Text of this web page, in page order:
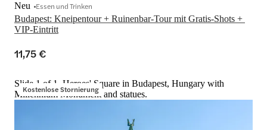
Budapest: Kneipentour + Ruinenbar-Tour mit Gratis-Shots +
VIP-Eintritt
Neu Essen und Trinken
11,75 €
Kostenlose Stornierung
Slide 1 of 1, Heroes' Square in Budapest, Hungary with
Millennium Monument and statues.